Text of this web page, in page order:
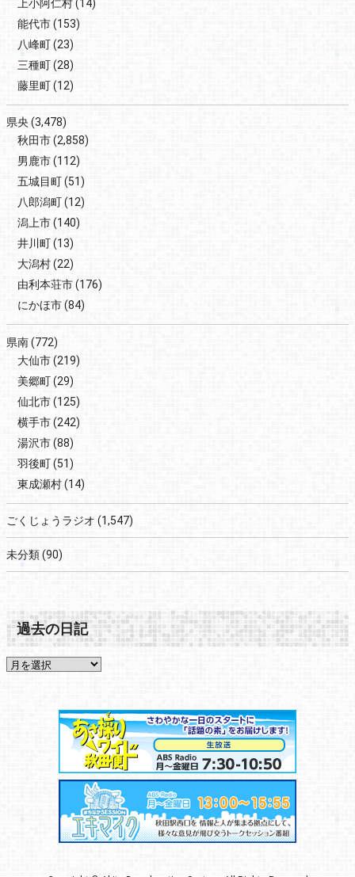
上小阿仁村(14)
能代市(153)
八峰町(23)
三種町(28)
藤里町(12)
県央(3,478)
秋田市(2,858)
男鹿市(112)
五城目町(51)
八郎潟町(12)
潟上市(140)
井川町(13)
大潟村(22)
由利本荘市(176)
にかほ市(84)
県南(772)
大仙市(219)
美郷町(29)
仙北市(125)
横手市(242)
湯沢市(88)
羽後町(51)
東成瀬村(14)
ごくじょうラジオ (1,547)
未分類(90)
過去の日記